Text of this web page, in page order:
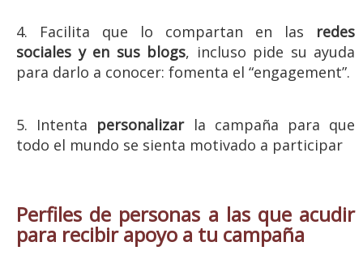
4. Facilita que lo compartan en las redes
sociales y en sus blogs, incluso pide su ayuda
para darlo a conocer: fomenta el “engagement”.
5. Intenta personalizarla campaña para que
todo el mundo se sienta motivado a participar
Perfiles de personas a las que acudir
para recibir apoyo a tu campaña